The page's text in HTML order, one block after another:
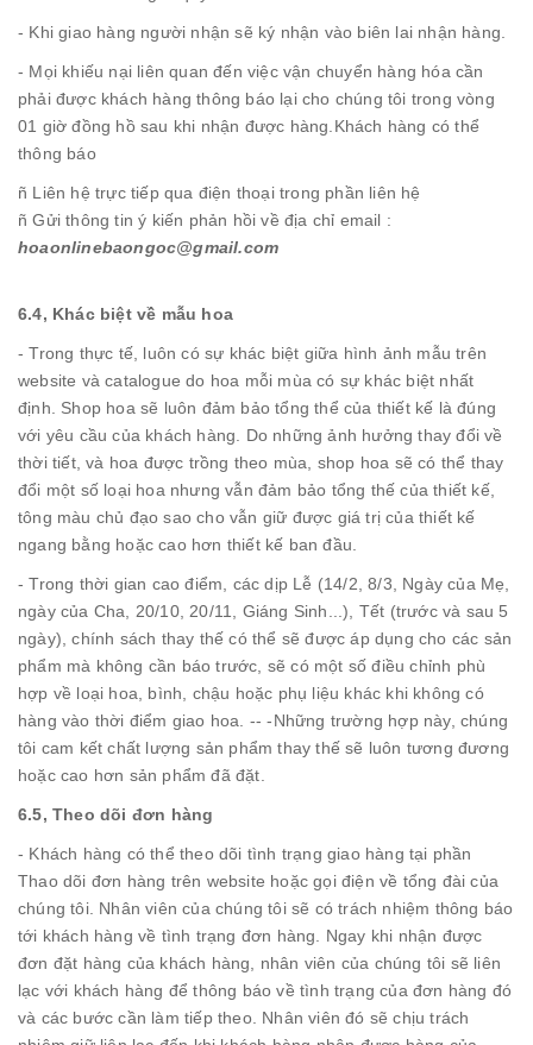
- Khi giao hàng người nhận sẽ ký nhận vào biên lai nhận hàng.
- Mọi khiếu nại liên quan đến việc vận chuyển hàng hóa cần
phải được khách hàng thông báo lại cho chúng tôi trong vòng
01 giờ đồng hồ sau khi nhận được hàng.Khách hàng có thể
thông báo
ñ Liên hệ trực tiếp qua điện thoại trong phần liên hệ
ñ Gửi thông tin ý kiến phản hồi về địa chỉ email :
hoaonlinebaongoc@gmail.com
6.4, Khác biệt về mẫu hoa
- Trong thực tế, luôn có sự khác biệt giữa hình ảnh mẫu trên
website và catalogue do hoa mỗi mùa có sự khác biệt nhất
định. Shop hoa sẽ luôn đảm bảo tổng thể của thiết kế là đúng
với yêu cầu của khách hàng. Do những ảnh hưởng thay đổi về
thời tiết, và hoa được trồng theo mùa, shop hoa sẽ có thể thay
đổi một số loại hoa nhưng vẫn đảm bảo tổng thế của thiết kế,
tông màu chủ đạo sao cho vẫn giữ được giá trị của thiết kế
ngang bằng hoặc cao hơn thiết kế ban đầu.
- Trong thời gian cao điểm, các dịp Lễ (14/2, 8/3, Ngày của Mẹ,
ngày của Cha, 20/10, 20/11, Giáng Sinh...), Tết (trước và sau 5
ngày), chính sách thay thế có thể sẽ được áp dụng cho các sản
phẩm mà không cần báo trước, sẽ có một số điều chỉnh phù
hợp về loại hoa, bình, chậu hoặc phụ liệu khác khi không có
hàng vào thời điểm giao hoa. -- -Những trường hợp này, chúng
tôi cam kết chất lượng sản phẩm thay thế sẽ luôn tương đương
hoặc cao hơn sản phẩm đã đặt.
6.5, Theo dõi đơn hàng
- Khách hàng có thể theo dõi tình trạng giao hàng tại phần
Thao dõi đơn hàng trên website hoặc gọi điện về tổng đài của
chúng tôi. Nhân viên của chúng tôi sẽ có trách nhiệm thông báo
tới khách hàng về tình trạng đơn hàng. Ngay khi nhận được
đơn đặt hàng của khách hàng, nhân viên của chúng tôi sẽ liên
lạc với khách hàng để thông báo về tình trạng của đơn hàng đó
và các bước cần làm tiếp theo. Nhân viên đó sẽ chịu trách